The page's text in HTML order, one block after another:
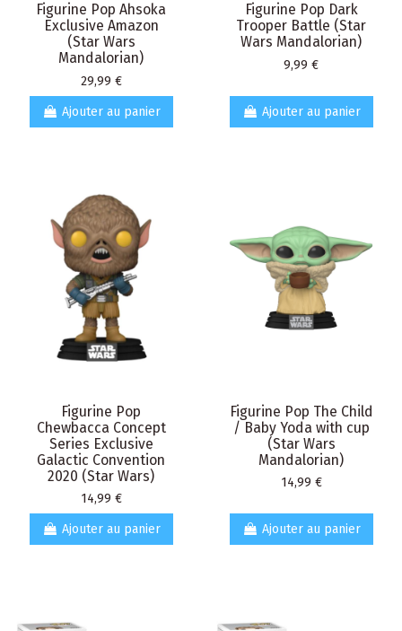
Figurine Pop Ahsoka
Exclusive Amazon
(Star Wars
Mandalorian)
Prix
29,99 €
Ajouter au panier
Figurine Pop Dark
Trooper Battle (Star
Wars Mandalorian)
Prix
9,99 €
Ajouter au panier
Figurine Pop
Chewbacca Concept
Series Exclusive
Galactic Convention
2020 (Star Wars)
Prix
14,99 €
Ajouter au panier
Figurine Pop The Child
/ Baby Yoda with cup
(Star Wars
Mandalorian)
Prix
14,99 €
Ajouter au panier